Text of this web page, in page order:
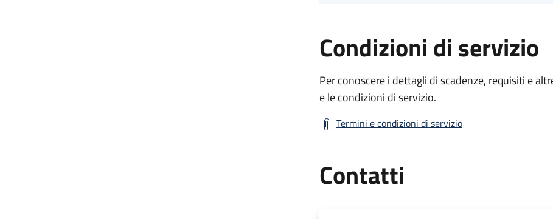
Condizioni di servizio
Per conoscere i dettagli di scadenze, requisiti e
e le condizioni di servizio.
Termini e condizioni di servizio
Contatti